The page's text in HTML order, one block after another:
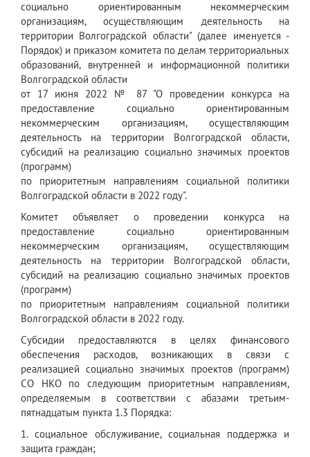
социально ориентированным некоммерческим
организациям, осуществляющим деятельность на
территории Волгоградской области" (далее именуется -
Порядок) и приказом комитета по делам территориальных
образований, внутренней и информационной политики
Волгоградской области
от 17 июня 2022 № 87 "О проведении конкурса на
предоставление социально ориентированным
некоммерческим организациям, осуществляющим
деятельность на территории Волгоградской области,
субсидий на реализацию социально значимых проектов
(программ)
по приоритетным направлениям социальной политики
Волгоградской области в 2022 году".
Комитет объявляет о проведении конкурса на
предоставление социально ориентированным
некоммерческим организациям, осуществляющим
деятельность на территории Волгоградской области,
субсидий на реализацию социально значимых проектов
(программ)
по приоритетным направлениям социальной политики
Волгоградской области в 2022 году.
Субсидии предоставляются в целях финансового
обеспечения расходов, возникающих в связи с
реализацией социально значимых проектов (программ)
СО НКО по следующим приоритетным направлениям,
определяемым в соответствии с абазами третьим-
пятнадцатым пункта 1.3 Порядка:
1. социальное обслуживание, социальная поддержка и
защита граждан;